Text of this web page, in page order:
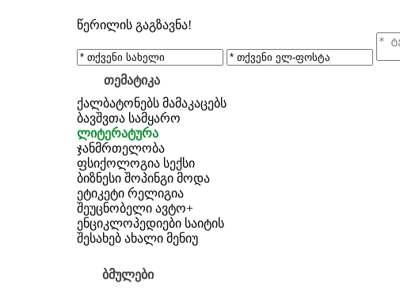
წერილის გაგზავნა!
თემატიკა
ქალბატონებს მამაკაცებს
ბავშვთა სამყარო
ლიტერატურა
ჯანმრთელობა
ფსიქოლოგია სექსი
ბიზნესი შოპინგი მოდა
ეტიკეტი რელიგია
შეუცნობელი ავტო+
ენციკლოპედიები საიტის
შესახებ ახალი მენიუ
ბმულები